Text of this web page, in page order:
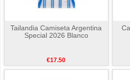
Tailandia Camiseta Argentina
Special 2026 Blanco
€17.50